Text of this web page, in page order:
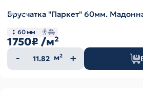
Брусчатка "Паркет" 60мм.
60 мм
1750₽ /м²
Количество
товара
м²